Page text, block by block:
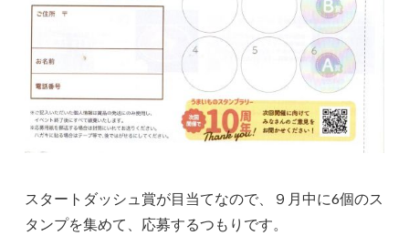
スタートダッシュ賞が目当てなので、９月中に6個のス
タンプを集めて、応募するつもりです。